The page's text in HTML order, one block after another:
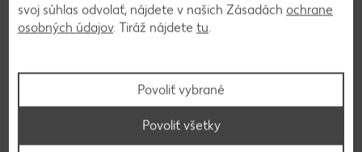
Hip&Hopps_ABC Plagát (1.1 MB)
svoj súhlas odvolať, nájdete v našich Zásadách ochrane
osobných údajov. Tiráž nájdete tu.
Povoliť vybrané
Povoliť všetky